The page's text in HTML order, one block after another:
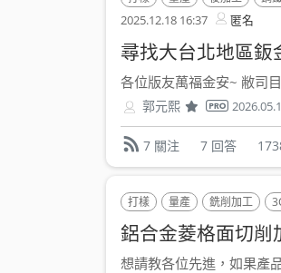
2025.12.18 16:37 匿名
尋找大台北地區鈑
各位版友萬福金安~ 敝司
郭元熙
7 關注 7 回答
打樣 量產 銑削加工
鋁合金菱格面切削
想請教各位先進，如果產